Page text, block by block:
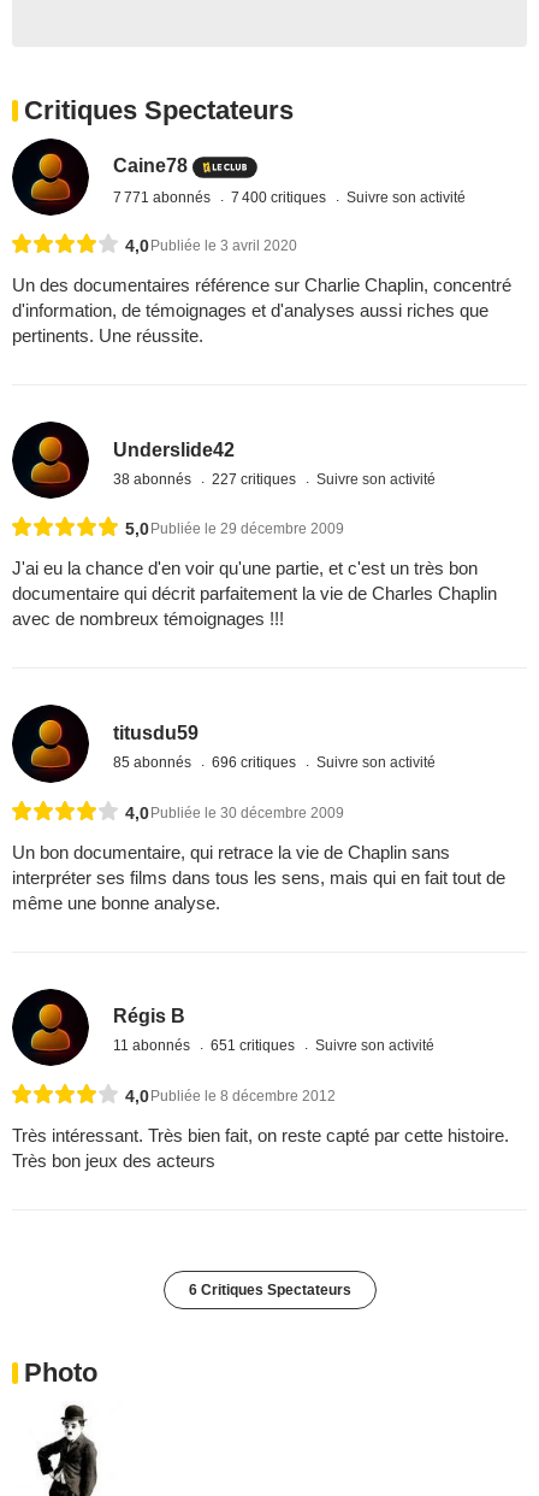
Critiques Spectateurs
Caine78
7 771 abonnés 7 400 critiques Suivre son activité
4,0 Publiée le 3 avril 2020
Un des documentaires référence sur Charlie Chaplin, concentré
d'information, de témoignages et d'analyses aussi riches que
pertinents. Une réussite.
Underslide42
38 abonnés 227 critiques Suivre son activité
5,0 Publiée le 29 décembre 2009
J'ai eu la chance d'en voir qu'une partie, et c'est un très bon
documentaire qui décrit parfaitement la vie de Charles Chaplin
avec de nombreux témoignages !!!
titusdu59
85 abonnés 696 critiques Suivre son activité
4,0Publiée le 30 décembre 2009
Un bon documentaire, qui retrace la vie de Chaplin sans
interpréter ses films dans tous les sens, mais qui en fait tout de
même une bonne analyse.
Régis B
11 abonnés 651 critiques Suivre son activité
4,0 Publiée le 8 décembre 2012
Très intéressant. Très bien fait, on reste capté par cette histoire.
Très bon jeux des acteurs
6 Critiques Spectateurs
Photo